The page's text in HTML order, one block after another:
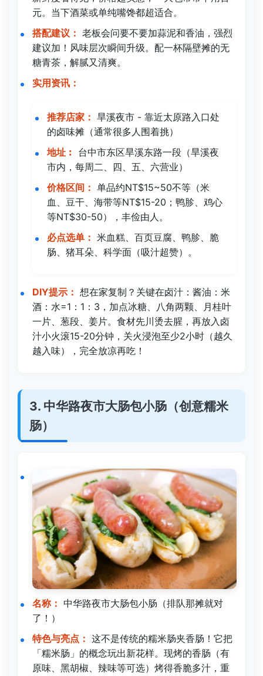
元。当下酒菜或单纯嘴馋都超适合。
搭配建议： 老板会问要不要加蒜泥和香油，强烈
建议加！风味层次瞬间升级。配一杯隔壁摊的无
糖青茶，解腻又清爽。
实用资讯：
推荐店家： 旱溪夜市 - 靠近太原路入口处
的卤味摊（通常很多人围着挑）
地址︰ 台中市东区旱溪东路一段（旱溪夜
市内，每周二、四、五、六营业）
价格区间： 单品约NT$15~50不等（米
血、豆干、海带等NT$15-20；鸭胗、鸡心
等NT$30-50），丰俭由人。
必点选单： 米血糕、百页豆腐、鸭胗、脆
肠、猪耳朵、科学面（吸汁超赞）。
DIY提示： 想在家复制？关键在卤汁：酱油：米
酒：水=1：1：3，加点冰糖、八角两颗、月桂叶
一片、葱段、姜片。食材先川烫去腥，再放入卤
汁小火滚15-20分钟，关火浸泡至少2小时（越久
越入味），完全放凉再吃！
3. 中华路夜市大肠包小肠（创意糯米
肠）
名称： 中华路夜市大肠包小肠（排队那摊就对
了！）
特色与亮点： 这不是传统的糯米肠夹香肠！它把
「糯米肠」的概念玩出新花样。现烤的香肠（有
原味、黑胡椒、辣味等可选）烤得香脆多汁，重